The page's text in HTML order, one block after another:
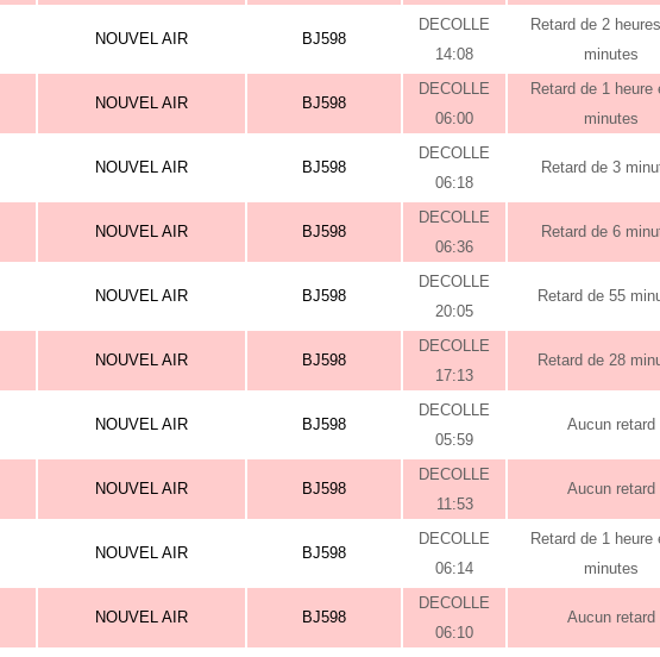
NOUVEL AIR BJ598
DECOLLE
14:08
Retard de 2
minutes
NOUVEL AIR BJ598
DECOLLE
06:00
Retard de 1 heure
minutes
NOUVEL AIR BJ598
DECOLLE
06:18
Retard de 3
NOUVEL AIR BJ598
DECOLLE
06:36
Retard de 6
NOUVEL AIR BJ598
DECOLLE
20:05
Retard de 55
NOUVEL AIR BJ598
DECOLLE
17:13
Retard de 28
NOUVEL AIR BJ598
DECOLLE
05:59
Aucun retard
NOUVEL AIR BJ598
DECOLLE
11:53
Aucun retard
NOUVEL AIR BJ598
DECOLLE
06:14
Retard de 1 heure
minutes
NOUVEL AIR BJ598
DECOLLE
06:10
Aucun retard